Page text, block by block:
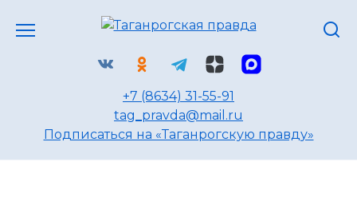
+7 (8634) 31-55-91
tag_pravda@mail.ru
Подписаться на «Таганрогскую правду»